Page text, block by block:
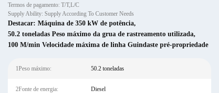
Termos de pagamento: T/T,L/C
Supply Ability: Supply According To Customer Needs
Destacar: Máquina de 350 kW de potência,
50.2 toneladas Peso máximo da grua de rastreamento utilizada,
100 M/min Velocidade máxima de linha Guindaste pré-propriedade
1Peso máximo: 50.2 toneladas
2Fonte de energia: Diesel